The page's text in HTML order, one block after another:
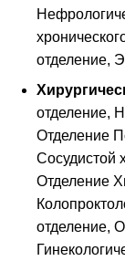
отделение,
отделение,
Отделение
Сосудистой
Отделение
отделение,